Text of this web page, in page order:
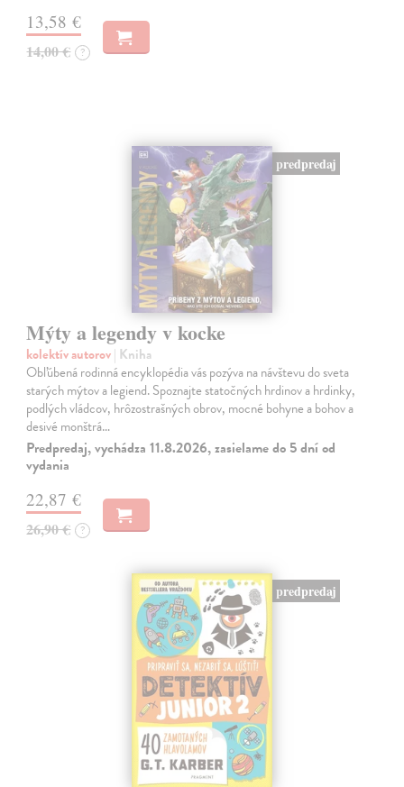
13,58 €
14,00 € ?
predpredaj
Mýty a legendy v kocke
kolektív autorov| Kniha
Obľúbená rodinná encyklopédia vás pozýva na návštevu do sveta
starých mýtov a legiend. Spoznajte statočných hrdinov a hrdinky,
podlých vládcov, hrôzostrašných obrov, mocné bohyne a bohov a
desivé monštrá…
Predpredaj, vychádza 11.8.2026, zasielame do 5 dní od
vydania
22,87 €
26,90 € ?
predpredaj